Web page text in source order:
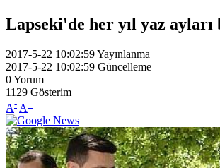
Lapseki'de her yıl yaz ayları
2017-5-22 10:02:59Yayınlanma
2017-5-22 10:02:59 Güncelleme
0Yorum
1129 Gösterim
A- A+